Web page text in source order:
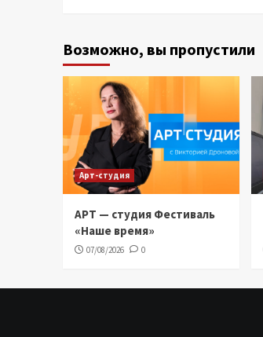
Возможно, вы пропустили
Арт-студия
АРТ — студия Фестиваль
«Наше время»
07/08/2026 0